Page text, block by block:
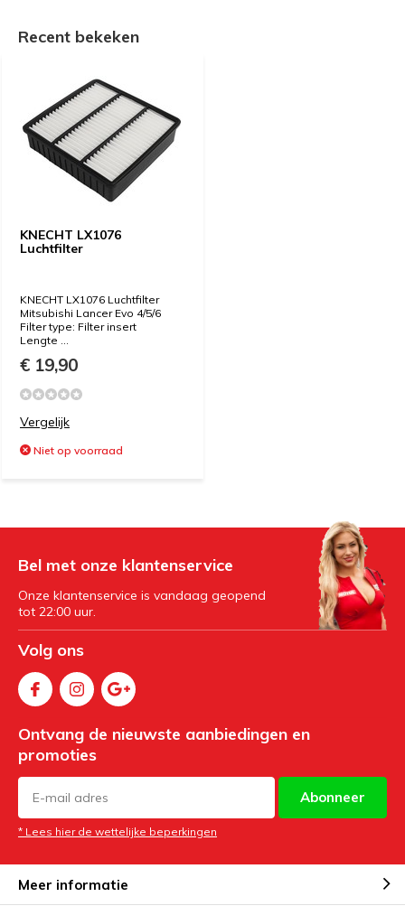
Recent bekeken
KNECHT LX1076
Luchtfilter
KNECHT LX1076 Luchtfilter
Mitsubishi Lancer Evo 4/5/6
Filter type: Filter insert
Lengte ...
€ 19,90
Vergelijk
Niet op voorraad
Bel met onze klantenservice
Onze klantenservice is vandaag geopend
tot 22:00 uur.
Volg ons
Ontvang de nieuwste aanbiedingen en
promoties
Abonneer
* Lees hier de wettelijke beperkingen
Meer informatie